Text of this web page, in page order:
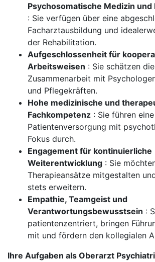
Psychosomatische Medizin und
: Sie verfügen über eine
Facharztausbildung und
der Rehabilitation.
Aufgeschlossenheit für
Arbeitsweisen : Sie schätzen
Zusammenarbeit mit
und Pflegekräften.
Hohe medizinische und
Fachkompetenz : Sie führen
Patientenversorgung mit
Fokus durch.
Engagement für kontinuierliche
Weiterentwicklung : Sie
Therapieansätze mitgestalten
stets erweitern.
Empathie, Teamgeist und
Verantwortungsbewusstsein :
patientenzentriert, bringen
mit und fördern den kollegialen
Ihre Aufgaben als Oberarzt